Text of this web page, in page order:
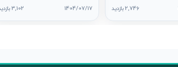
2,746 بازدید
۷۳۷میلیون ریال همزمان با هفته
1404/07/17 3,102 بازدید